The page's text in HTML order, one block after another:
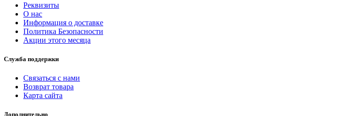
Реквизиты
О нас
Информация о доставке
Политика Безопасности
Акции этого месяца
Служба поддержки
Связаться с нами
Возврат товара
Карта сайта
Дополнительно